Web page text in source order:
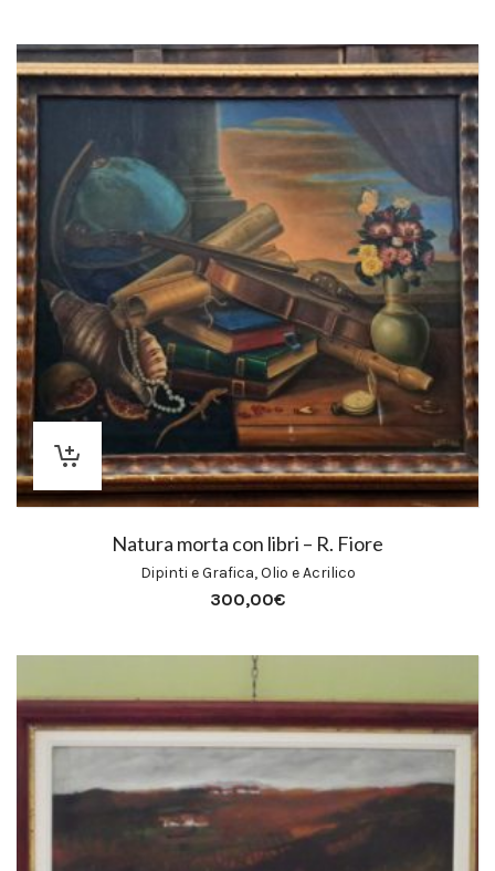
Natura morta con libri – R. Fiore
Dipinti e Grafica,Olio e Acrilico
300,00€